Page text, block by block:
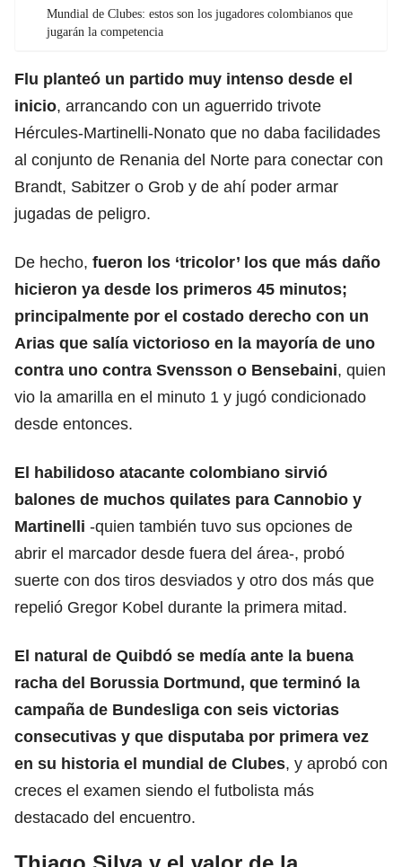
Mundial de Clubes: estos son los jugadores colombianos que
jugarán la competencia
Flu planteó un partido muy intenso desde el
inicio, arrancando con un aguerrido trivote
Hércules-Martinelli-Nonato que no daba facilidades
al conjunto de Renania del Norte para conectar con
Brandt, Sabitzer o Grob y de ahí poder armar
jugadas de peligro.
De hecho, fueron los ‘tricolor’ los que más daño
hicieron ya desde los primeros 45 minutos;
principalmente por el costado derecho con un
Arias que salía victorioso en la mayoría de uno
contra uno contra Svensson o Bensebaini, quien
vio la amarilla en el minuto 1 y jugó condicionado
desde entonces.
El habilidoso atacante colombiano sirvió
balones de muchos quilates para Cannobio y
Martinelli -quien también tuvo sus opciones de
abrir el marcador desde fuera del área-, probó
suerte con dos tiros desviados y otro dos más que
repelió Gregor Kobel durante la primera mitad.
El natural de Quibdó se medía ante la buena
racha del Borussia Dortmund, que terminó la
campaña de Bundesliga con seis victorias
consecutivas y que disputaba por primera vez
en su historia el mundial de Clubes, y aprobó con
creces el examen siendo el futbolista más
destacado del encuentro.